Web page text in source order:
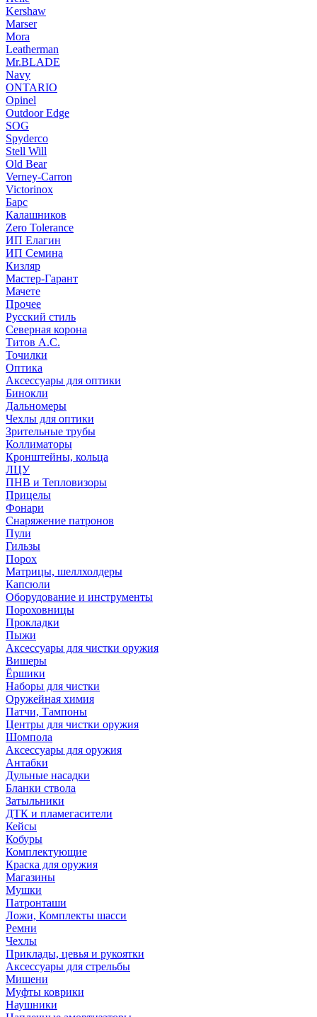
Kershaw
Marser
Mora
Leatherman
Mr.BLADE
Navy
ONTARIO
Opinel
Outdoor Edge
SOG
Spyderco
Stell Will
Old Bear
Verney-Carron
Victorinox
Барс
Калашников
Zero Tolerance
ИП Елагин
ИП Семина
Кизляр
Мастер-Гарант
Мачете
Прочее
Русский стиль
Северная корона
Титов А.С.
Точилки
Оптика
Аксессуары для оптики
Бинокли
Дальномеры
Чехлы для оптики
Зрительные трубы
Коллиматоры
Кронштейны, кольца
ЛЦУ
ПНВ и Тепловизоры
Прицелы
Фонари
Снаряжение патронов
Пули
Гильзы
Порох
Матрицы, шеллхолдеры
Капсюли
Оборудование и инструменты
Пороховницы
Прокладки
Пыжи
Аксессуары для чистки оружия
Вишеры
Ёршики
Наборы для чистки
Оружейная химия
Патчи, Тампоны
Центры для чистки оружия
Шомпола
Аксессуары для оружия
Антабки
Дульные насадки
Бланки ствола
Затыльники
ДТК и пламегасители
Кейсы
Кобуры
Комплектующие
Краска для оружия
Магазины
Мушки
Патронташи
Ложи, Комплекты шасси
Ремни
Чехлы
Приклады, цевья и рукоятки
Аксессуары для стрельбы
Мишени
Муфты коврики
Наушники